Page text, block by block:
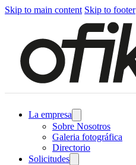
Skip to main content Skip to footer
La empresa
Sobre Nosotros
Galeria fotográfica
Directorio
Solicitudes